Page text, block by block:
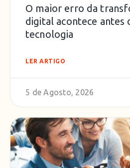
O maior erro da
digital acontece antes
tecnologia
LER ARTIGO
5 de Agosto, 2026